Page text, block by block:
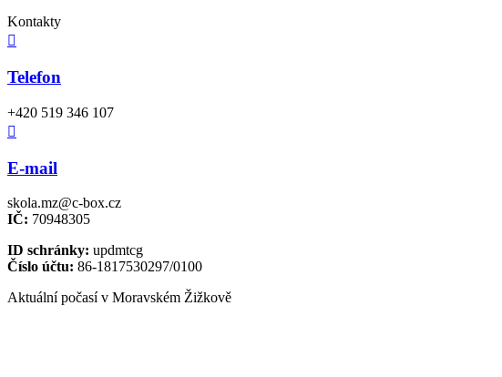
Kontakty

Telefon
+420 519 346 107

E-mail
skola.mz@c-box.cz
IČ: 70948305
ID schránky: updmtcg
Číslo účtu: 86-1817530297/0100
Aktuální počasí v Moravském Žižkově